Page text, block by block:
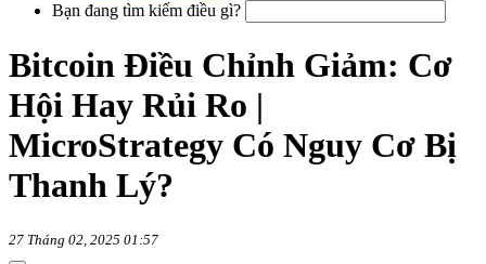
Bạn đang tìm kiếm điều gì?
Bitcoin Điều Chỉnh Giảm: Cơ
Hội Hay Rủi Ro |
MicroStrategy Có Nguy Cơ Bị
Thanh Lý?
27 Tháng 02, 2025 01:57